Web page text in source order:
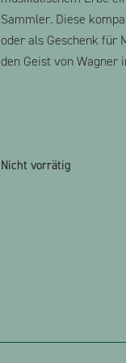
Sammler. Diese
oder als Geschenk für
den Geist von Wagner
Nicht vorrätig